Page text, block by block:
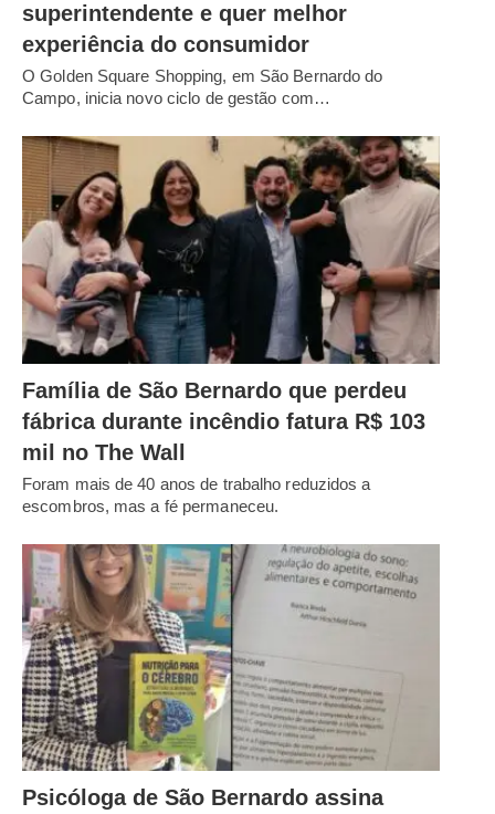
superintendente e quer melhor
experiência do consumidor
O Golden Square Shopping, em São Bernardo do
Campo, inicia novo ciclo de gestão com…
Família de São Bernardo que perdeu
fábrica durante incêndio fatura R$ 103
mil no The Wall
Foram mais de 40 anos de trabalho reduzidos a
escombros, mas a fé permaneceu.
Psicóloga de São Bernardo assina